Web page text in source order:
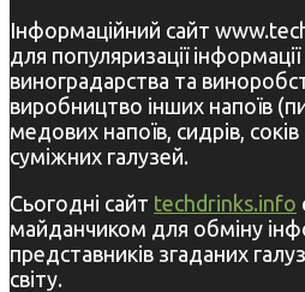
Інформаційний сайт
для популяризації
виноградарства та
виробництво інших напоїв
медових напоїв, сидрів,
суміжних галузей.
Сьогодні сайт techdrinks.info
майданчиком для обміну
представників згаданих
світу.